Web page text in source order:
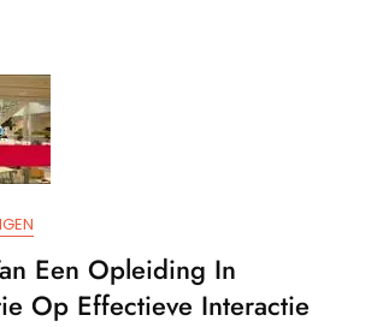
Een Opleiding In
Op Effectieve Interactie